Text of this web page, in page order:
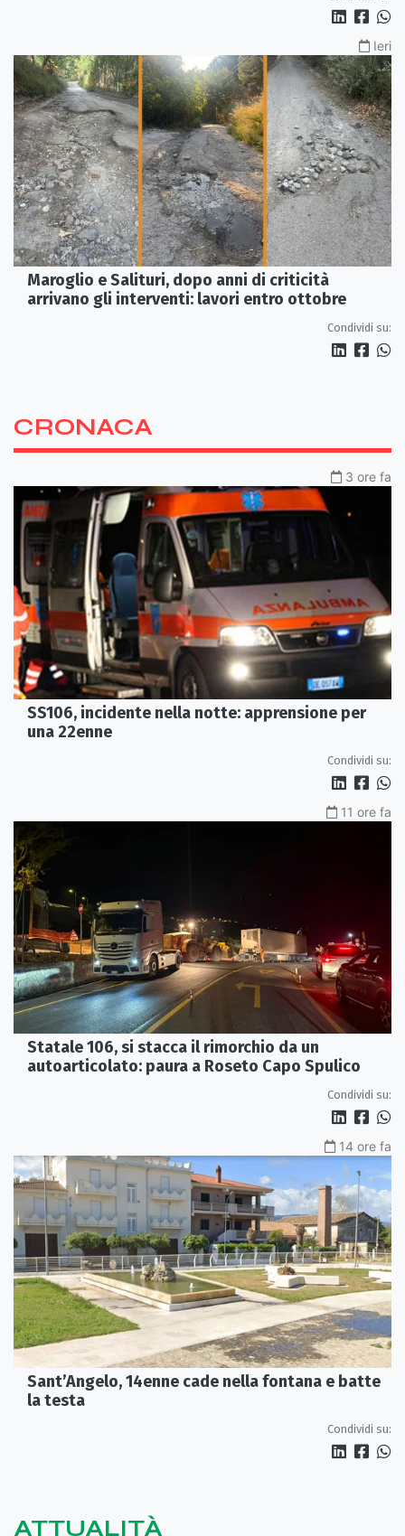
Ieri
Maroglio e Salituri, dopo anni di criticità
arrivano gli interventi: lavori entro ottobre
Condividi su:
CRONACA
3 ore fa
SS106, incidente nella notte: apprensione per
una 22enne
Condividi su:
11 ore fa
Statale 106, si stacca il rimorchio da un
autoarticolato: paura a Roseto Capo Spulico
Condividi su:
14 ore fa
Sant’Angelo, 14enne cade nella fontana e batte
la testa
Condividi su:
ATTUALITÀ